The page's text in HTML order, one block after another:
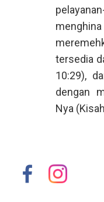
tersedia
10:29),
dengan
Nya